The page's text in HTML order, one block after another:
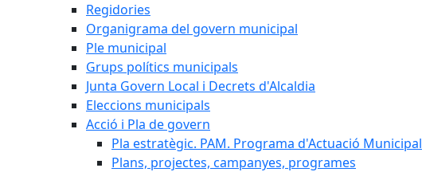
Regidories
Organigrama del govern municipal
Ple municipal
Grups polítics municipals
Junta Govern Local i Decrets d'Alcaldia
Eleccions municipals
Acció i Pla de govern
Pla estratègic. PAM. Programa d'Actuació Municipal
Plans, projectes, campanyes, programes